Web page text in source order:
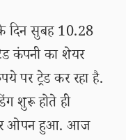
सुबह 10.28
कंपनी का शेयर
पर ट्रेड कर रहा है.
शुरू होते ही
ओपन हुआ. आज